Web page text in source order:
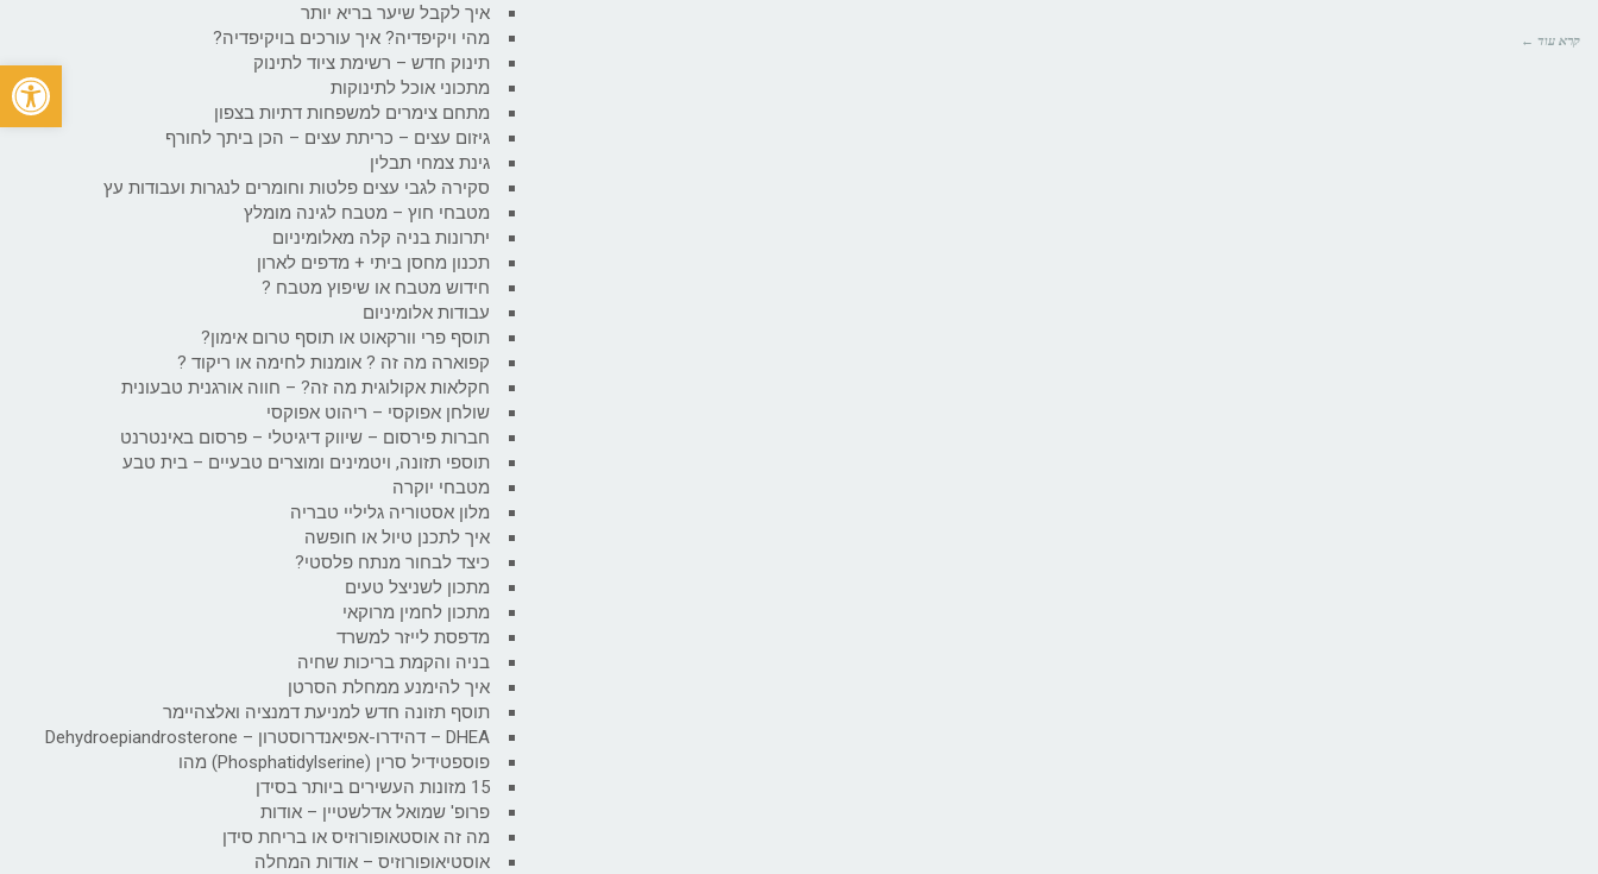
קרא עוד ←
איך לקבל שיער בריא יותר
מהי ויקיפדיה? איך עורכים בויקיפדיה?
תינוק חדש – רשימת ציוד לתינוק
מתכוני אוכל לתינוקות
מתחם צימרים למשפחות דתיות בצפון
גיזום עצים – כריתת עצים – הכן ביתך לחורף
גינת צמחי תבלין
סקירה לגבי עצים פלטות וחומרים לנגרות ועבודות עץ
מטבחי חוץ – מטבח לגינה מומלץ
יתרונות בניה קלה מאלומיניום
תכנון מחסן ביתי + מדפים לארון
חידוש מטבח או שיפוץ מטבח ?
עבודות אלומיניום
תוסף פרי וורקאוט או תוסף טרום אימון?
קפוארה מה זה ? אומנות לחימה או ריקוד ?
חקלאות אקולוגית מה זה? – חווה אורגנית טבעונית
שולחן אפוקסי – ריהוט אפוקסי
חברות פירסום – שיווק דיגיטלי – פרסום באינטרנט
תוספי תזונה, ויטמינים ומוצרים טבעיים – בית טבע
מטבחי יוקרה
מלון אסטוריה גליליי טבריה
איך לתכנן טיול או חופשה
כיצד לבחור מנתח פלסטי?
מתכון לשניצל טעים
מתכון לחמין מרוקאי
מדפסת לייזר למשרד
בניה והקמת בריכות שחיה
איך להימנע ממחלת הסרטן
תוסף תזונה חדש למניעת דמנציה ואלצהיימר
DHEA – דהידרו-אפיאנדרוסטרון – Dehydroepiandrosterone
פוספטידיל סרין (Phosphatidylserine) מהו
15 מזונות העשירים ביותר בסידן
פרופ' שמואל אדלשטיין – אודות
מה זה אוסטאופורוזיס או בריחת סידן
אוסטיאופורוזיס – אודות המחלה